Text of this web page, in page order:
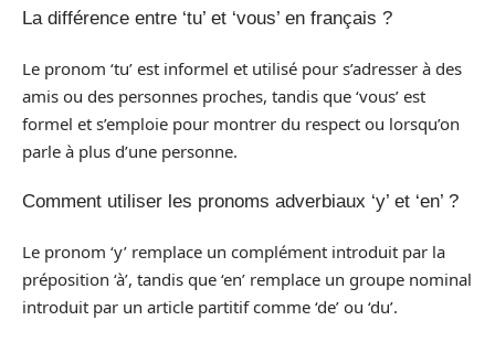
La différence entre ‘tu’ et ‘vous’ en français ?
Le pronom ‘tu’ est informel et utilisé pour s’adresser à des
amis ou des personnes proches, tandis que ‘vous’ est
formel et s’emploie pour montrer du respect ou lorsqu’on
parle à plus d’une personne.
Comment utiliser les pronoms adverbiaux ‘y’ et ‘en’ ?
Le pronom ‘y’ remplace un complément introduit par la
préposition ‘à’, tandis que ‘en’ remplace un groupe nominal
introduit par un article partitif comme ‘de’ ou ‘du’.